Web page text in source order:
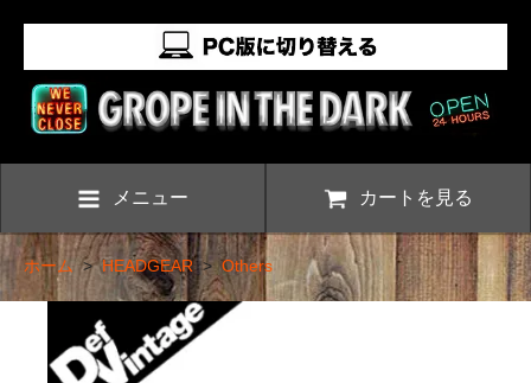
メニュー カートを見る
ホーム>HEADGEAR>Others